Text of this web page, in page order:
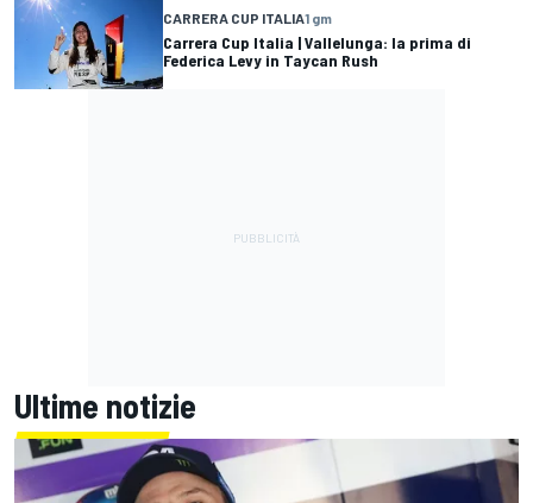
CARRERA CUP ITALIA1 gm
Carrera Cup Italia | Vallelunga: la prima di
Federica Levy in Taycan Rush
Ultime notizie